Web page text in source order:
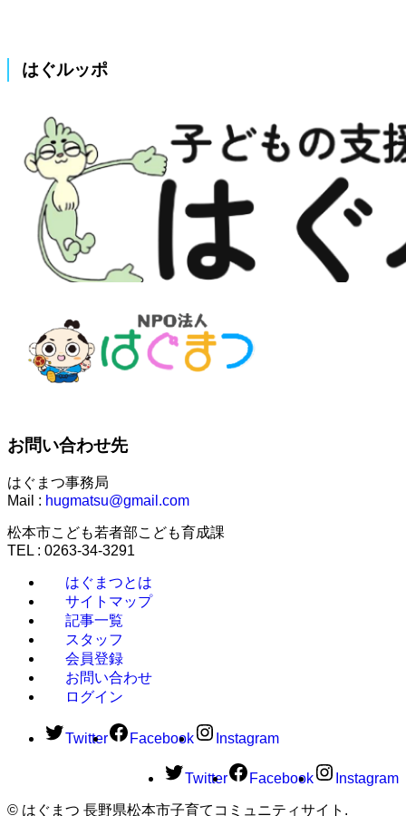
はぐルッポ
お問い合わせ先
はぐまつ事務局
Mail : hugmatsu@gmail.com
松本市こども若者部こども育成課
TEL : 0263-34-3291
はぐまつとは
サイトマップ
記事一覧
スタッフ
会員登録
お問い合わせ
ログイン
Twitter Facebook Instagram
Twitter Facebook Instagram
© はぐまつ 長野県松本市子育てコミュニティサイト.